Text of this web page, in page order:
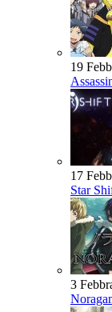
19
17
Star
3